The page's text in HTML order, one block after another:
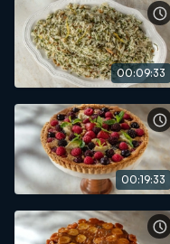
00:09:33
00:19:33